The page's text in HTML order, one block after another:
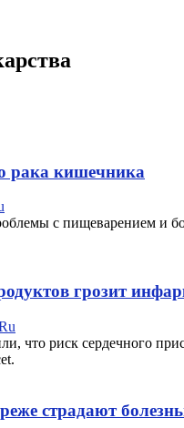
рака кишечника
с пищеварением и
грозит
что риск сердечного
страдают